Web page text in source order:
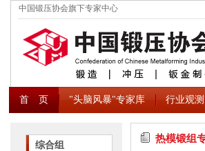
中国锻压协会旗下专家中心
首 页 "头脑风暴"专家库 行业观测
综合组
热模锻组